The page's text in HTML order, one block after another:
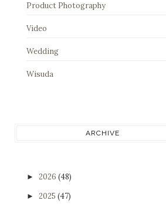
Product Photography
Video
Wedding
Wisuda
ARCHIVE
► 2026 (48)
► 2025 (47)